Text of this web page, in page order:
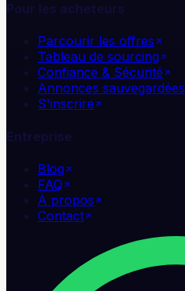
Pour les acheteurs
Parcourir les offres
Tableau de sourcing
Confiance & Sécurité
Annonces sauvegardées
S'inscrire
Entreprise
Blog
FAQ
À propos
Contact